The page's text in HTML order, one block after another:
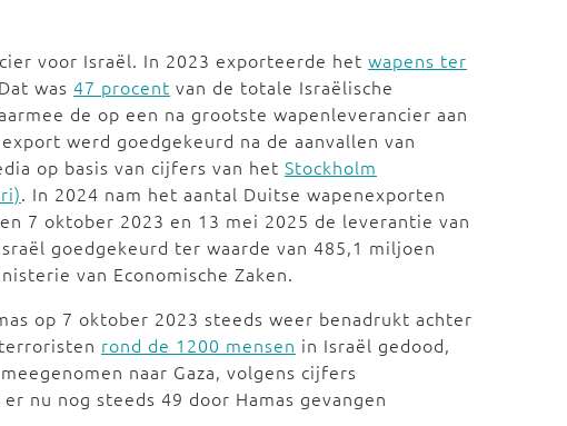
voor Israël. In 2023 exporteerde het wapens ter
was 47 procent van de totale Israëlische
de op een na grootste wapenleverancier aan
werd goedgekeurd na de aanvallen van
op basis van cijfers van het Stockholm
. In 2024 nam het aantal Duitse wapenexporten
7 oktober 2023 en 13 mei 2025 de leverantie van
goedgekeurd ter waarde van 485,1 miljoen
van Economische Zaken.
op 7 oktober 2023 steeds weer benadrukt achter
rond de 1200 mensen in Israël gedood,
naar Gaza, volgens cijfers
nu nog steeds 49 door Hamas gevangen